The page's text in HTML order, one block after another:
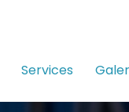
Services